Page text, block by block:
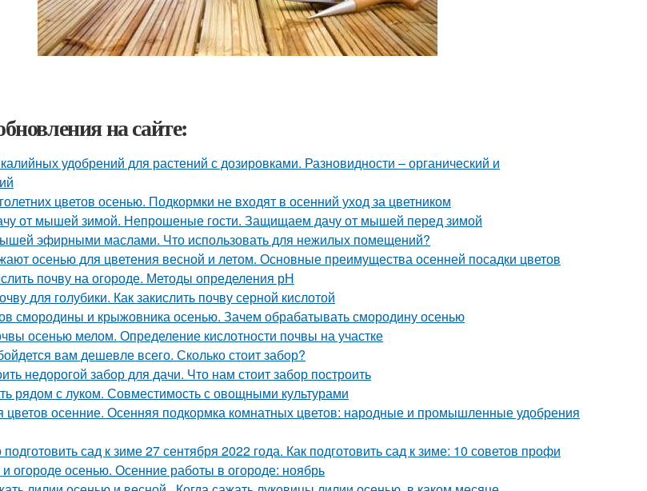
на сайте:
удобрений для растений с дозировками. Разновидности – органический и
цветов осенью. Подкормки не входят в осенний уход за цветником
от мышей зимой. Непрошеные гости. Защищаем дачу от мышей перед зимой
эфирными маслами. Что использовать для нежилых помещений?
осенью для цветения весной и летом. Основные преимущества осенней посадки цветов
почву на огороде. Методы определения рН
для голубики. Как закислить почву серной кислотой
смородины и крыжовника осенью. Зачем обрабатывать смородину осенью
осенью мелом. Определение кислотности почвы на участке
вам дешевле всего. Сколько стоит забор?
недорогой забор для дачи. Что нам стоит забор построить
рядом с луком. Совместимость с овощными культурами
цветов осенние. Осенняя подкормка комнатных цветов: народные и промышленные удобрения
сад к зиме 27 сентября 2022 года. Как подготовить сад к зиме: 10 советов профи
огороде осенью. Осенние работы в огороде: ноябрь